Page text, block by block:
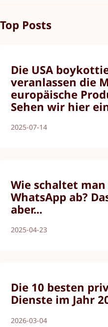
Top Posts
Die USA
veranlassen die
europäische
Sehen wir hier
2025-07-14
Wie schaltet
WhatsApp ab?
aber...
2025-04-23
Die 10 besten
Dienste im Jahr
2026-03-04